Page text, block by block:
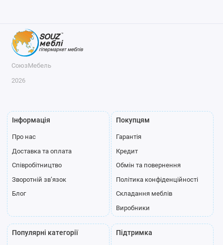
СоюзМебель
2026
Інформація
Про нас
Доставка та оплата
Співробітництво
Зворотній зв’язок
Блог
Покупцям
Гарантія
Кредит
Обмін та повернення
Політика конфіденційності
Складання меблів
Виробники
Популярні категорії
Підтримка